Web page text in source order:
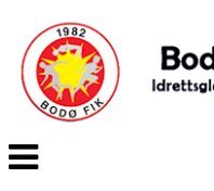
Veksle
navigasjon